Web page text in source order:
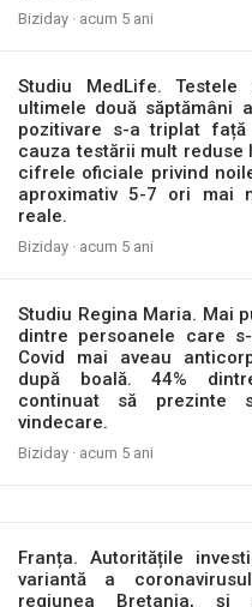
Biziday · acum 5 ani
Studiu MedLife. Testele
ultimele două săptămâni
pozitivare s-a triplat față
cauza testării mult reduse
cifrele oficiale privind
aproximativ 5-7 ori mai
reale.
Biziday · acum 5 ani
Studiu Regina Maria. Mai
dintre persoanele care
Covid mai aveau
după boală. 44%
continuat să prezinte
vindecare.
Biziday · acum 5 ani
Franța. Autoritățile
variantă a
regiunea Bretania, și